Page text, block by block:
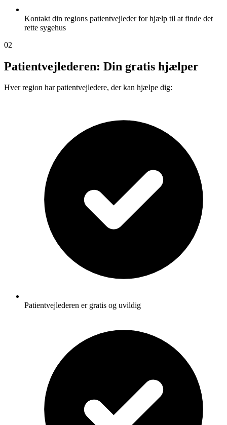
Kontakt din regions patientvejleder for hjælp til at finde det
rette sygehus
02
Patientvejlederen: Din gratis hjælper
Hver region har patientvejledere, der kan hjælpe dig:
Patientvejlederen er gratis og uvildig